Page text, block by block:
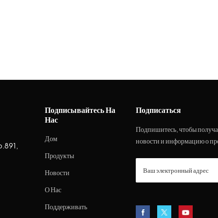
Подписывайтесь На
Нас
Дом
Продукты
Новости
О Нас
Поддерживать
Подписаться
Подпишитесь, чтобы
новости и информацию о